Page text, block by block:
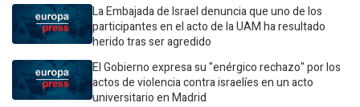
La Embajada de Israel denuncia que uno de los
participantes en el acto de la UAM ha resultado
herido tras ser agredido
El Gobierno expresa su "enérgico rechazo" por los
actos de violencia contra israelíes en un acto
universitario en Madrid